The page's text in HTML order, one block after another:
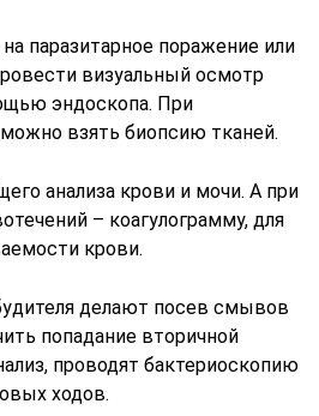
паразитарное поражение или
визуальный осмотр
эндоскопа. При
взять биопсию тканей.
анализа крови и мочи. А при
– коагулограмму, для
крови.
делают посев смывов
попадание вторичной
проводят бактериоскопию
ходов.